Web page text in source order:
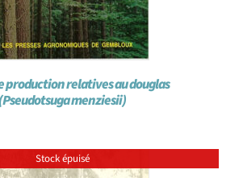
production relatives au douglas
(Pseudotsuga menziesii)
Stock épuisé